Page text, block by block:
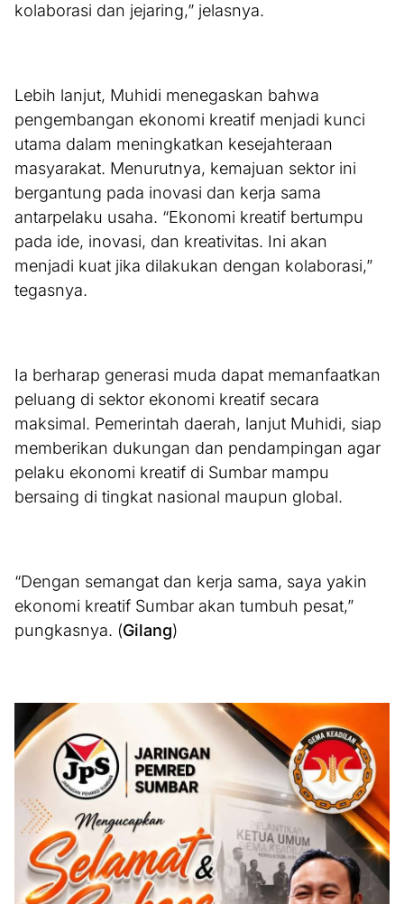
kolaborasi dan jejaring,” jelasnya.
Lebih lanjut, Muhidi menegaskan bahwa
pengembangan ekonomi kreatif menjadi kunci
utama dalam meningkatkan kesejahteraan
masyarakat. Menurutnya, kemajuan sektor ini
bergantung pada inovasi dan kerja sama
antarpelaku usaha. “Ekonomi kreatif bertumpu
pada ide, inovasi, dan kreativitas. Ini akan
menjadi kuat jika dilakukan dengan kolaborasi,”
tegasnya.
Ia berharap generasi muda dapat memanfaatkan
peluang di sektor ekonomi kreatif secara
maksimal. Pemerintah daerah, lanjut Muhidi, siap
memberikan dukungan dan pendampingan agar
pelaku ekonomi kreatif di Sumbar mampu
bersaing di tingkat nasional maupun global.
“Dengan semangat dan kerja sama, saya yakin
ekonomi kreatif Sumbar akan tumbuh pesat,”
pungkasnya. (Gilang)